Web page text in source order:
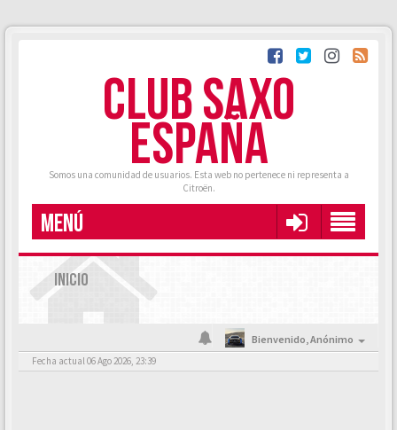
CLUB SAXO
ESPAÑA
Somos una comunidad de usuarios. Esta web no pertenece ni representa a
Citroën.
MENÚ
INICIO
Bienvenido,Anónimo
Fecha actual 06 Ago 2026, 23:39